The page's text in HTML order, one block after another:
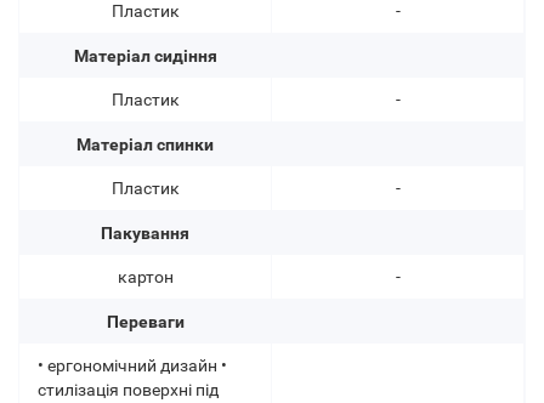
Пластик
Матеріал сидіння
Пластик
Матеріал спинки
Пластик
Пакування
картон
Переваги
• ергономічний дизайн •
стилізація поверхні під
-
-
-
-